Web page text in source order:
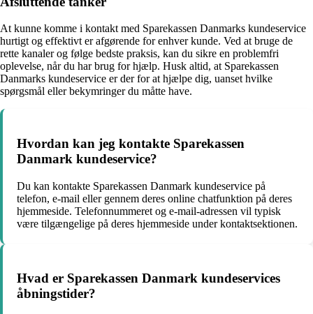
At kunne komme i kontakt med Sparekassen Danmarks kundeservice
hurtigt og effektivt er afgørende for enhver kunde. Ved at bruge de
rette kanaler og følge bedste praksis, kan du sikre en problemfri
oplevelse, når du har brug for hjælp. Husk altid, at Sparekassen
Danmarks kundeservice er der for at hjælpe dig, uanset hvilke
spørgsmål eller bekymringer du måtte have.
Hvordan kan jeg kontakte Sparekassen
Danmark kundeservice?
Du kan kontakte Sparekassen Danmark kundeservice på
telefon, e-mail eller gennem deres online chatfunktion på deres
hjemmeside. Telefonnummeret og e-mail-adressen vil typisk
være tilgængelige på deres hjemmeside under kontaktsektionen.
Hvad er Sparekassen Danmark kundeservices
åbningstider?